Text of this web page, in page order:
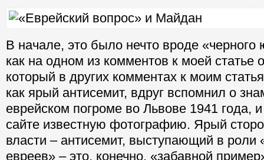
В начале, это было нечто вроде
как на одном из комментов к моей статье
который в других комментах к моим
как ярый антисемит, вдруг вспомнил о
еврейском погроме во Львове 1941 года,
сайте известную фотографию. Ярый
власти – антисемит, выступающий в роли
евреев» – это, конечно, «забавной